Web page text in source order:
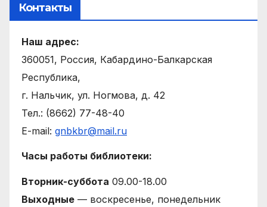
Контакты
Наш адрес:
360051, Россия, Кабардино-Балкарская
Республика,
г. Нальчик, ул. Ногмова, д. 42
Тел.: (8662) 77-48-40
E-mail: gnbkbr@mail.ru
Часы работы библиотеки:
Вторник-суббота 09.00-18.00
Выходные — воскресенье, понедельник